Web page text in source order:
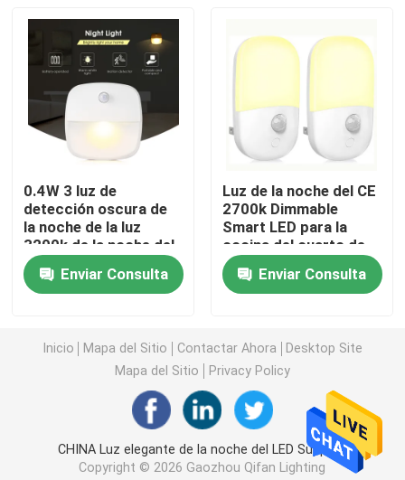
Luz ambiente de la noche
Lámpara del crecimiento del LED
3D llevó la luz de la noche
Luz de la noche del proyector de la galaxia
Luz de la noche de la cabecera
Bombillas de la noche de la llama del parpadeo
lámpara de escritorio llevada
0.4W 3 luz de
detección oscura de
la noche de la luz
3200k de la noche del
paquete los 40cm
para el cuarto de baño
Enviar Consulta
Luz de la noche del CE
2700k Dimmable
Smart LED para la
cocina del cuarto de
baño
Enviar Consulta
Inicio Mapa del Sitio Contactar Ahora
Desktop Site
Mapa del Sitio
Privacy Policy
CHINA Luz elegante de la noche del LED Supplier.
Copyright © 2026 Gaozhou Qifan Lighting